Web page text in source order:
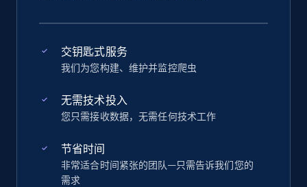
交钥匙式服务
我们为您构建、维护并监控爬虫
无需技术投入
您只需接收数据，无需任何技术工作
节省时间
非常适合时间紧张的团队—只需告诉我们您的
需求